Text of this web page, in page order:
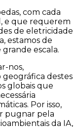
com cada
e que requerem
de eletricidade
estamos de
escala.
nos,
destes
globais que
Por isso,
pugnar pela
da IA,